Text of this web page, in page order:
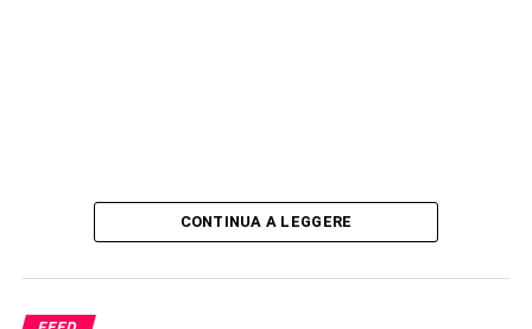
CONTINUA A LEGGERE